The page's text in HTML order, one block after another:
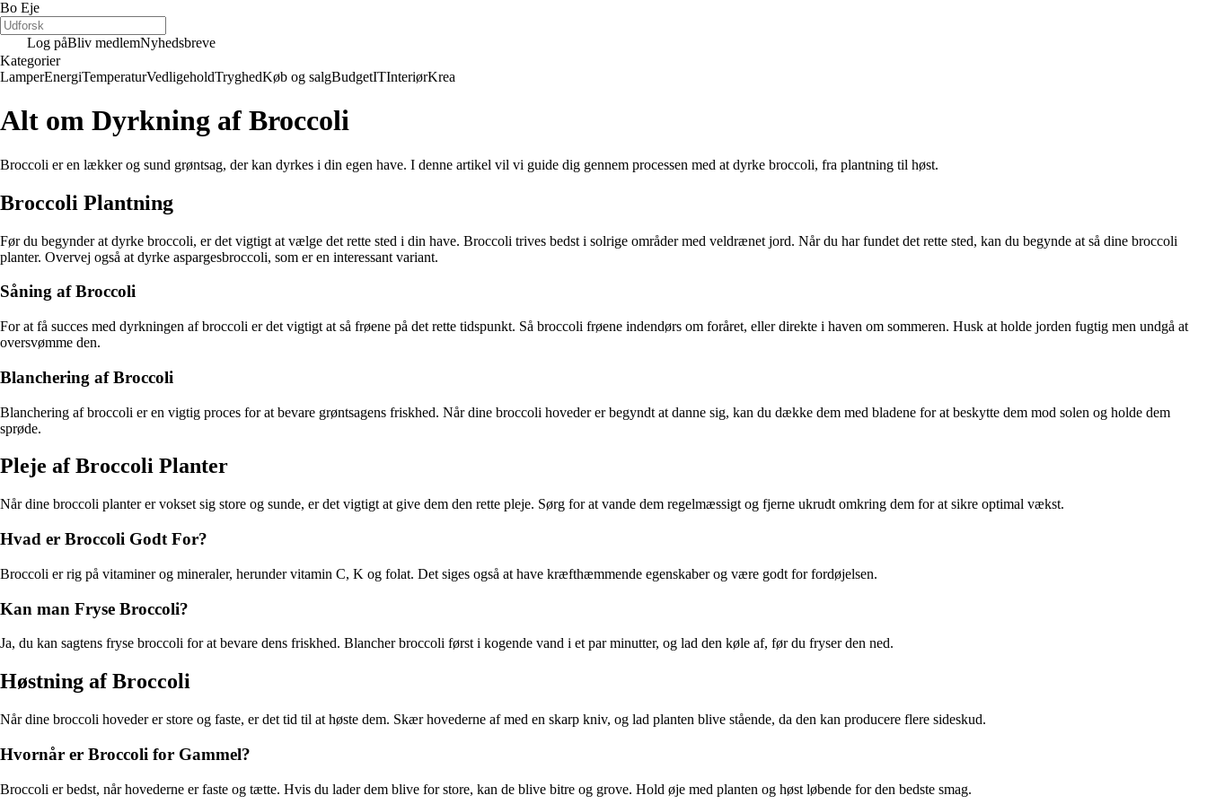
Bo Eje
Log påBliv medlemNyhedsbreve
Kategorier
LamperEnergiTemperaturVedligeholdTryghedKøb og salgBudgetITInteriørKrea
Alt om Dyrkning af Broccoli
Broccoli er en lækker og sund grøntsag, der kan dyrkes i din egen have. I denne artikel vil vi guide dig gennem processen med at dyrke broccoli, fra plantning til høst.
Broccoli Plantning
Før du begynder at dyrke broccoli, er det vigtigt at vælge det rette sted i din have. Broccoli trives bedst i solrige områder med veldrænet jord. Når du har fundet det rette sted, kan du begynde at så dine broccoli
planter. Overvej også at dyrke aspargesbroccoli, som er en interessant variant.
Såning af Broccoli
For at få succes med dyrkningen af broccoli er det vigtigt at så frøene på det rette tidspunkt. Så broccoli frøene indendørs om foråret, eller direkte i haven om sommeren. Husk at holde jorden fugtig men undgå at
oversvømme den.
Blanchering af Broccoli
Blanchering af broccoli er en vigtig proces for at bevare grøntsagens friskhed. Når dine broccoli hoveder er begyndt at danne sig, kan du dække dem med bladene for at beskytte dem mod solen og holde dem
sprøde.
Pleje af Broccoli Planter
Når dine broccoli planter er vokset sig store og sunde, er det vigtigt at give dem den rette pleje. Sørg for at vande dem regelmæssigt og fjerne ukrudt omkring dem for at sikre optimal vækst.
Hvad er Broccoli Godt For?
Broccoli er rig på vitaminer og mineraler, herunder vitamin C, K og folat. Det siges også at have kræfthæmmende egenskaber og være godt for fordøjelsen.
Kan man Fryse Broccoli?
Ja, du kan sagtens fryse broccoli for at bevare dens friskhed. Blancher broccoli først i kogende vand i et par minutter, og lad den køle af, før du fryser den ned.
Høstning af Broccoli
Når dine broccoli hoveder er store og faste, er det tid til at høste dem. Skær hovederne af med en skarp kniv, og lad planten blive stående, da den kan producere flere sideskud.
Hvornår er Broccoli for Gammel?
Broccoli er bedst, når hovederne er faste og tætte. Hvis du lader dem blive for store, kan de blive bitre og grove. Hold øje med planten og høst løbende for den bedste smag.